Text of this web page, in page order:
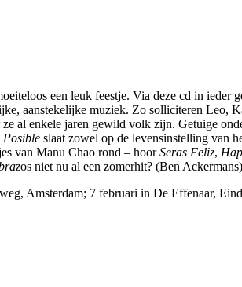
een leuk feestje. Via deze cd in ieder
aanstekelijke muziek. Zo solliciteren Leo,
al enkele jaren gewild volk zijn. Getuige
Posible slaat zowel op de levensinstelling van
van Manu Chao rond – hoorSeras Feliz,
os niet nu al een zomerhit? (Ben Ackermans)
Amsterdam; 7 februari in De Effenaar,